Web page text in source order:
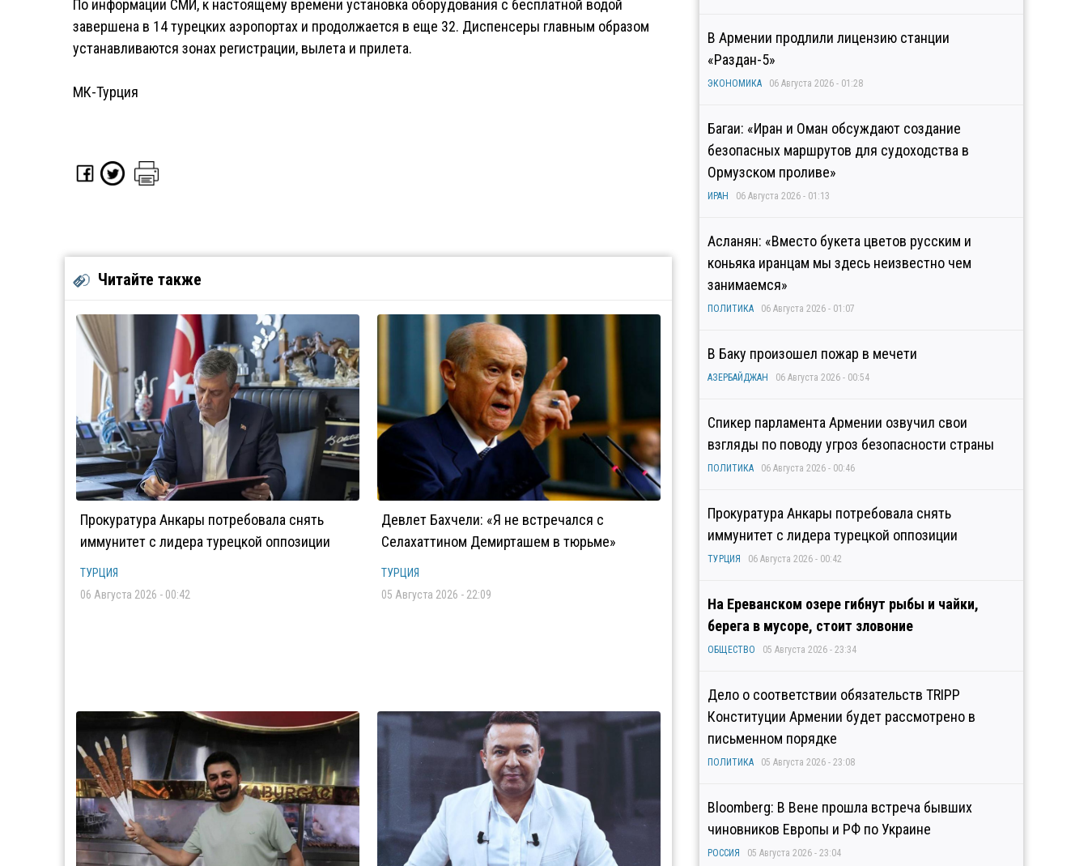
По информации СМИ, к настоящему времени установка оборудования с бесплатной водой
завершена в 14 турецких аэропортах и продолжается в еще 32. Диспенсеры главным образом
устанавливаются зонах регистрации, вылета и прилета.
МК-Турция
Читайте также
Прокуратура Анкары потребовала снять
иммунитет с лидера турецкой оппозиции
ТУРЦИЯ
06 Августа 2026 - 00:42
Девлет Бахчели: «Я не встречался с
Селахаттином Демирташем в тюрьме»
ТУРЦИЯ
05 Августа 2026 - 22:09
В Армении продлили лицензию станции
«Раздан-5»
ЭКОНОМИКА 06 Августа 2026 - 01:28
Багаи: «Иран и Оман обсуждают создание
безопасных маршрутов для судоходства в
Ормузском проливе»
ИРАН 06 Августа 2026 - 01:13
Асланян: «Вместо букета цветов русским и
коньяка иранцам мы здесь неизвестно чем
занимаемся»
ПОЛИТИКА 06 Августа 2026 - 01:07
В Баку произошел пожар в мечети
АЗЕРБАЙДЖАН 06 Августа 2026 - 00:54
Спикер парламента Армении озвучил свои
взгляды по поводу угроз безопасности страны
ПОЛИТИКА 06 Августа 2026 - 00:46
Прокуратура Анкары потребовала снять
иммунитет с лидера турецкой оппозиции
ТУРЦИЯ 06 Августа 2026 - 00:42
На Ереванском озере гибнут рыбы и чайки,
берега в мусоре, стоит зловоние
ОБЩЕСТВО 05 Августа 2026 - 23:34
Дело о соответствии обязательств TRIPP
Конституции Армении будет рассмотрено в
письменном порядке
ПОЛИТИКА 05 Августа 2026 - 23:08
Bloomberg: В Вене прошла встреча бывших
чиновников Европы и РФ по Украине
РОССИЯ 05 Августа 2026 - 23:04